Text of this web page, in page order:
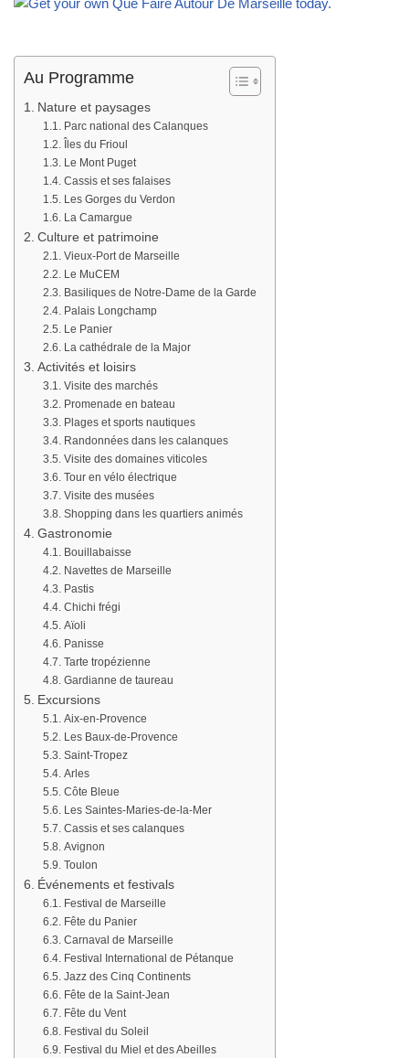
Au Programme
Nature et paysages
Parc national des Calanques
Îles du Frioul
Le Mont Puget
Cassis et ses falaises
Les Gorges du Verdon
La Camargue
Culture et patrimoine
Vieux-Port de Marseille
Le MuCEM
Basiliques de Notre-Dame de la Garde
Palais Longchamp
Le Panier
La cathédrale de la Major
Activités et loisirs
Visite des marchés
Promenade en bateau
Plages et sports nautiques
Randonnées dans les calanques
Visite des domaines viticoles
Tour en vélo électrique
Visite des musées
Shopping dans les quartiers animés
Gastronomie
Bouillabaisse
Navettes de Marseille
Pastis
Chichi frégi
Aïoli
Panisse
Tarte tropézienne
Gardianne de taureau
Excursions
Aix-en-Provence
Les Baux-de-Provence
Saint-Tropez
Arles
Côte Bleue
Les Saintes-Maries-de-la-Mer
Cassis et ses calanques
Avignon
Toulon
Événements et festivals
Festival de Marseille
Fête du Panier
Carnaval de Marseille
Festival International de Pétanque
Jazz des Cinq Continents
Fête de la Saint-Jean
Fête du Vent
Festival du Soleil
Festival du Miel et des Abeilles